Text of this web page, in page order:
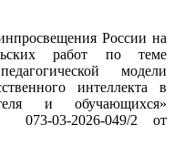
России на
работ по теме
модели
интеллекта в
и обучающихся»
073-03-2026-049/2 от